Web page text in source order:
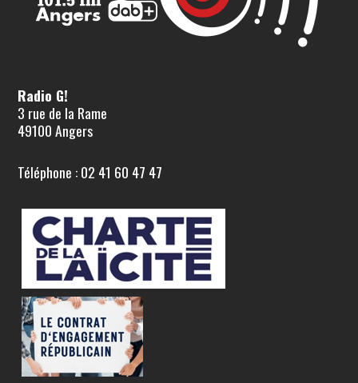
Radio G!
3 rue de la Rame
49100 Angers
Téléphone : 02 41 60 47 47